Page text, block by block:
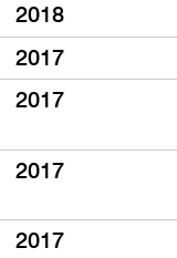
2018
2017
2017
2017
2017